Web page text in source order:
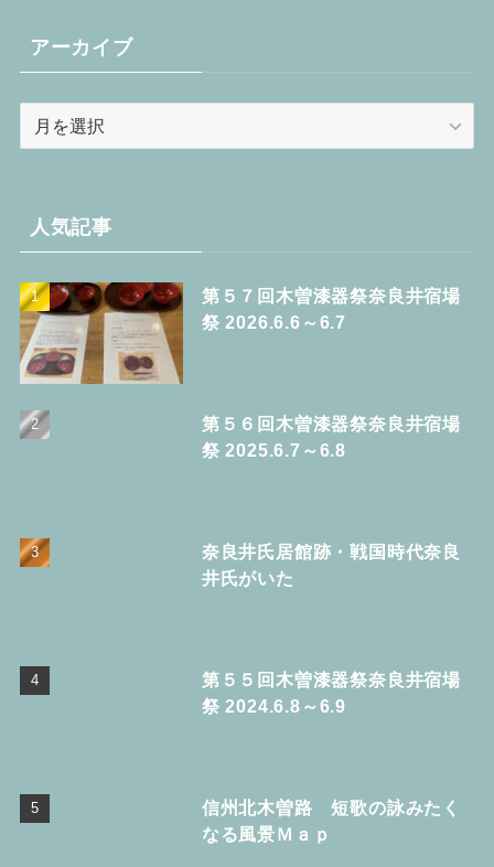
リ
ー
アーカイブ
ブ人気記事
第５７回木曽漆器祭奈良井宿場
祭 2026.6.6～6.7
第５６回木曽漆器祭奈良井宿場
祭 2025.6.7～6.8
奈良井氏居館跡・戦国時代奈良
井氏がいた
第５５回木曽漆器祭奈良井宿場
祭 2024.6.8～6.9
信州北木曽路 短歌の詠みたく
なる風景Ｍａｐ